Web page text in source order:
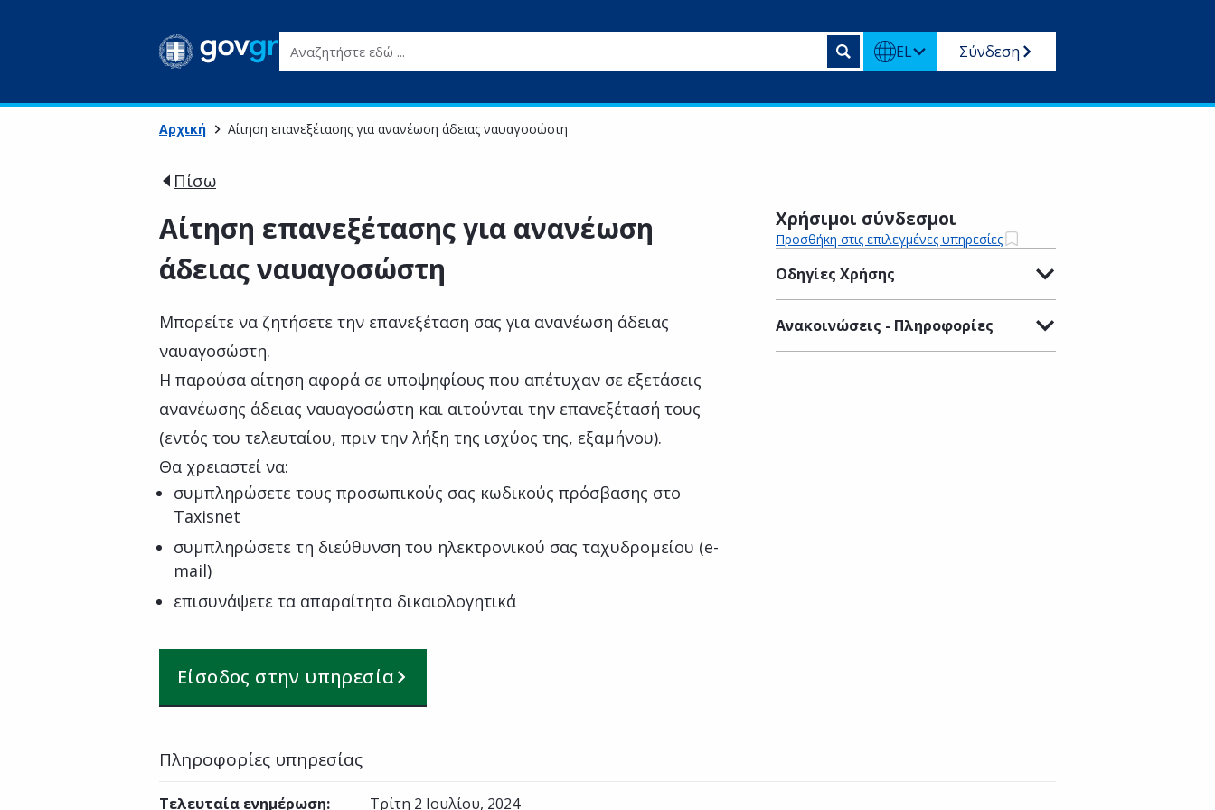
Αναζητήστε εδώ ... EL Σύνδεση
Αρχική Αίτηση επανεξέτασης για ανανέωση άδειας ναυαγοσώστη
Πίσω
Αίτηση επανεξέτασης για ανανέωση
άδειας ναυαγοσώστη
Μπορείτε να ζητήσετε την επανεξέταση σας για ανανέωση άδειας
ναυαγοσώστη.
Η παρούσα αίτηση αφορά σε υποψηφίους που απέτυχαν σε εξετάσεις
ανανέωσης άδειας ναυαγοσώστη και αιτούνται την επανεξέτασή τους
(εντός του τελευταίου, πριν την λήξη της ισχύος της, εξαμήνου).
Θα χρειαστεί να:
συμπληρώσετε τους προσωπικούς σας κωδικούς πρόσβασης στο
Taxisnet
συμπληρώσετε τη διεύθυνση του ηλεκτρονικού σας ταχυδρομείου (e-
mail)
επισυνάψετε τα απαραίτητα δικαιολογητικά
Είσοδος στην υπηρεσία
Χρήσιμοι σύνδεσμοι
Προσθήκη στις επιλεγμένες υπηρεσίες
Οδηγίες Χρήσης
Ανακοινώσεις - Πληροφορίες
Πληροφορίες υπηρεσίας
Τελευταία ενημέρωση: Τρίτη 2 Ιουλίου, 2024